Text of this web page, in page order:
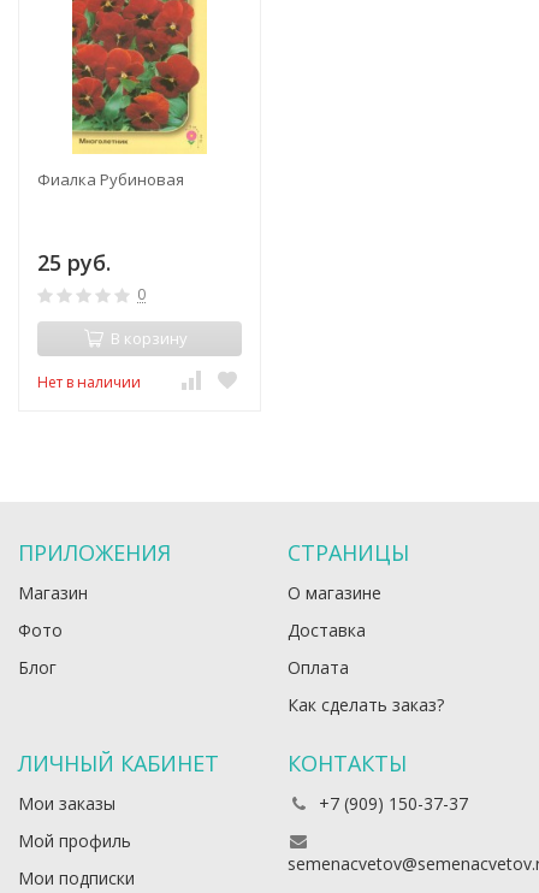
Фиалка Рубиновая
25 руб.
0
В корзину
Нет в наличии
ПРИЛОЖЕНИЯ
Магазин
Фото
Блог
СТРАНИЦЫ
О магазине
Доставка
Оплата
Как сделать заказ?
ЛИЧНЫЙ КАБИНЕТ
Мои заказы
Мой профиль
Мои подписки
КОНТАКТЫ
+7 (909) 150-37-37